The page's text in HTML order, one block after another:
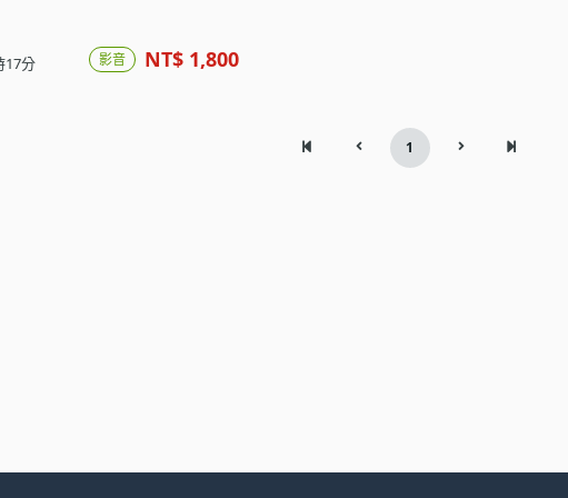
17分 影音 NT$ 1,800
1